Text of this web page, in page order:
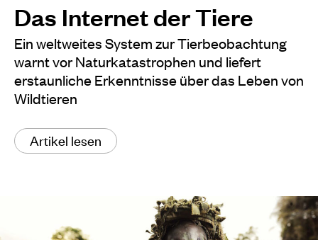
Das Internet der Tiere
Ein weltweites System zur Tierbeobachtung
warnt vor Naturkatastrophen und liefert
erstaunliche Erkenntnisse über das Leben von
Wildtieren
Artikel lesen